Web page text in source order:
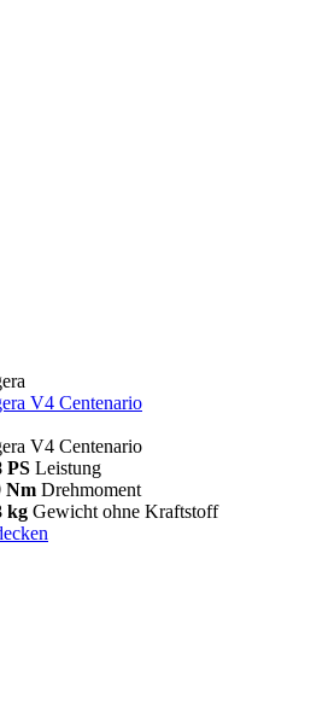
V4 Centenario
V4 Centenario
PS Leistung
Nm Drehmoment
kg Gewicht ohne Kraftstoff